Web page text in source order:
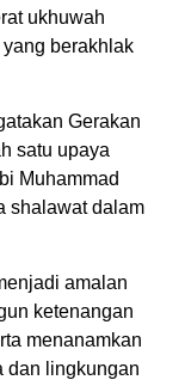
ukhuwah
berakhlak
Gerakan
satu upaya
Muhammad
shalawat dalam
amalan
ketenangan
menanamkan
dan lingkungan